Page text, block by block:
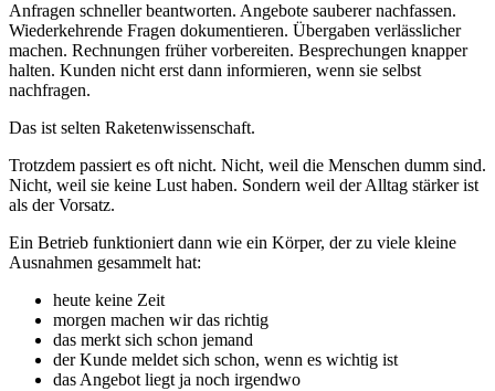
Anfragen schneller beantworten. Angebote sauberer nachfassen.
Wiederkehrende Fragen dokumentieren. Übergaben verlässlicher
machen. Rechnungen früher vorbereiten. Besprechungen knapper
halten. Kunden nicht erst dann informieren, wenn sie selbst
nachfragen.
Das ist selten Raketenwissenschaft.
Trotzdem passiert es oft nicht. Nicht, weil die Menschen dumm sind.
Nicht, weil sie keine Lust haben. Sondern weil der Alltag stärker ist
als der Vorsatz.
Ein Betrieb funktioniert dann wie ein Körper, der zu viele kleine
Ausnahmen gesammelt hat:
heute keine Zeit
morgen machen wir das richtig
das merkt sich schon jemand
der Kunde meldet sich schon, wenn es wichtig ist
das Angebot liegt ja noch irgendwo